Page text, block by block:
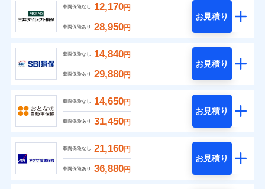
車両保険なし 12,170円
車両保険あり 28,950円
お見積り
車両保険なし 14,840円
車両保険あり 29,880円
お見積り
車両保険なし 14,650円
車両保険あり 31,450円
お見積り
車両保険なし 21,160円
車両保険あり 36,880円
お見積り